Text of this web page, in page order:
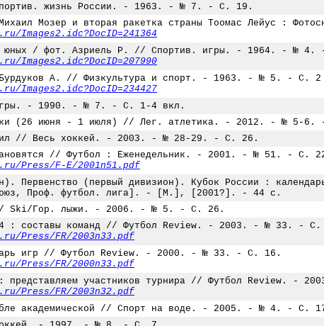
жизнь России. - 1963. - № 7. - С. 19.
Михаил Мозер и вторая ракетка страны Тоомас Лейус :
Images2.idc?DocID=241364
у юных / фот. Азриель Р. // Спортив. игры. - 1964. - №
Images2.idc?DocID=207990
Бурдуков А. // Физкультура и спорт. - 1963. - № 5. - С. 2
Images2.idc?DocID=234427
- 1990. - № 7. - С. 1-4 вкл.
(26 июня - 1 июля) // Лег. атлетика. - 2012. - № 5-
// Весь хоккей. - 2003. - № 28-29. - С. 26.
// Футбол : Еженедельник. - 2001. - № 51. - С.
Press/F-E/2001n51.pdf
Первенство (первый дивизион). Кубок России :
Проф. футбол. лига]. - [М.], [2001?]. - 44 с.
// Ski/Гор. лыжи. - 2006. - № 5. - С. 26.
: составы команд // Футбол Review. - 2003. - № 33. - С.
Press/FR/2003n33.pdf
игр // Футбол Review. - 2000. - № 33. - С. 16.
Press/FR/2000n33.pdf
: представляем участников турнира // Футбол Review. -
Press/FR/2003n32.pdf
академической // Спорт на воде. - 2005. - № 4. - С.